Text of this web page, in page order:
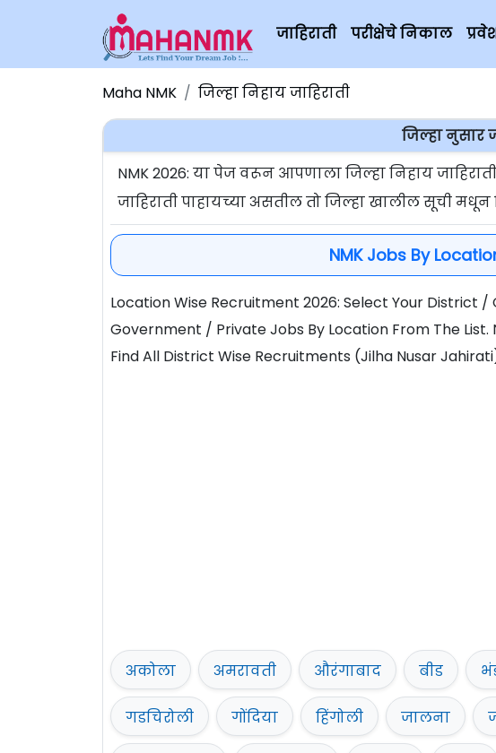
जाहिराती परीक्षेचे निकाल
Maha NMK जिल्हा निहाय जाहिराती
जिल्हा नुसार
NMK 2026: या पेज वरून आपणाला जिल्हा निहाय
जाहिराती पाहायच्या असतील तो जिल्हा खालील सूची मधून
NMK Jobs By
Location Wise Recruitment 2026: Select Your District
Government / Private Jobs By Location From The List.
Find All District Wise Recruitments (Jilha Nusar
अकोला अमरावती औरंगाबाद बीड
गडचिरोली गोंदिया हिंगोली जालना